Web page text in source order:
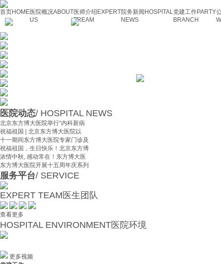
首页HOME医院概况ABOUT
US
医师介绍 EXPERT
TREAM
院务新闻 HOSPITAL
NEWS
党建工作PARTY
BRANCH
医院动态/ HOSPITAL NEWS
北京东方博大医院举行“内科新病
祝福祖国 | 北京东方博大医院以
十一期间东方博大医院专家门诊及
祝福祖国，生日快乐！北京东方博
浓情中秋, 感动常在！东方博大医
东方博大医院开展十五周年庆系列
服务平台/ SERVICE
EXPERT TEAM 医生团队
查看更多
HOSPITAL ENVIRONMENT医院环境
更多视频